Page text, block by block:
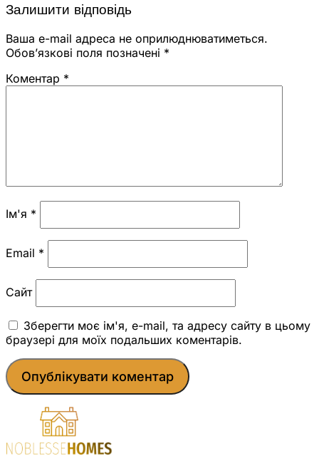
Залишити відповідь
Ваша e-mail адреса не оприлюднюватиметься.
Обов’язкові поля позначені *
Коментар *
Ім'я *
Email *
Сайт
Зберегти моє ім'я, e-mail, та адресу сайту в цьому
браузері для моїх подальших коментарів.